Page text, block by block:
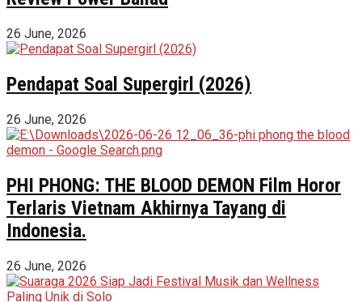
26 June, 2026
Pendapat Soal Supergirl (2026)
26 June, 2026
PHI PHONG: THE BLOOD DEMON Film Horor
Terlaris Vietnam Akhirnya Tayang di
Indonesia.
26 June, 2026